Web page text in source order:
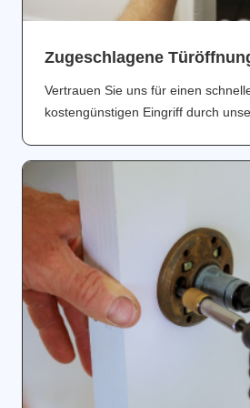
Zugeschlagene
Vertrauen Sie uns für einen
kostengünstigen Eingriff durch